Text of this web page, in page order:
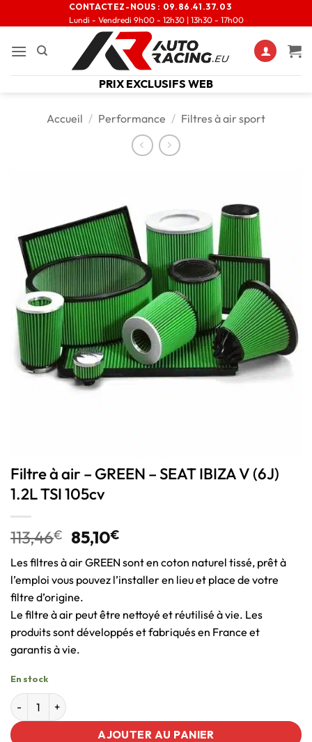
CONTACTEZ-NOUS : 09.86.41.37.03
Lundi - Vendredi 9h00 - 12h30 | 13h30 - 17h00
PRIX EXCLUSIFS WEB
Accueil / Performance / Filtres à air sport
Filtre à air – GREEN – SEAT IBIZA V (6J)
1.2L TSI 105cv
113,46€ 85,10€
Les filtres à air GREEN sont en coton naturel tissé, prêt à
l’emploi vous pouvez l’installer en lieu et place de votre
filtre d’origine.
Le filtre à air peut être nettoyé et réutilisé à vie. Les
produits sont développés et fabriqués en France et
garantis à vie.
En stock
AJOUTER AU PANIER